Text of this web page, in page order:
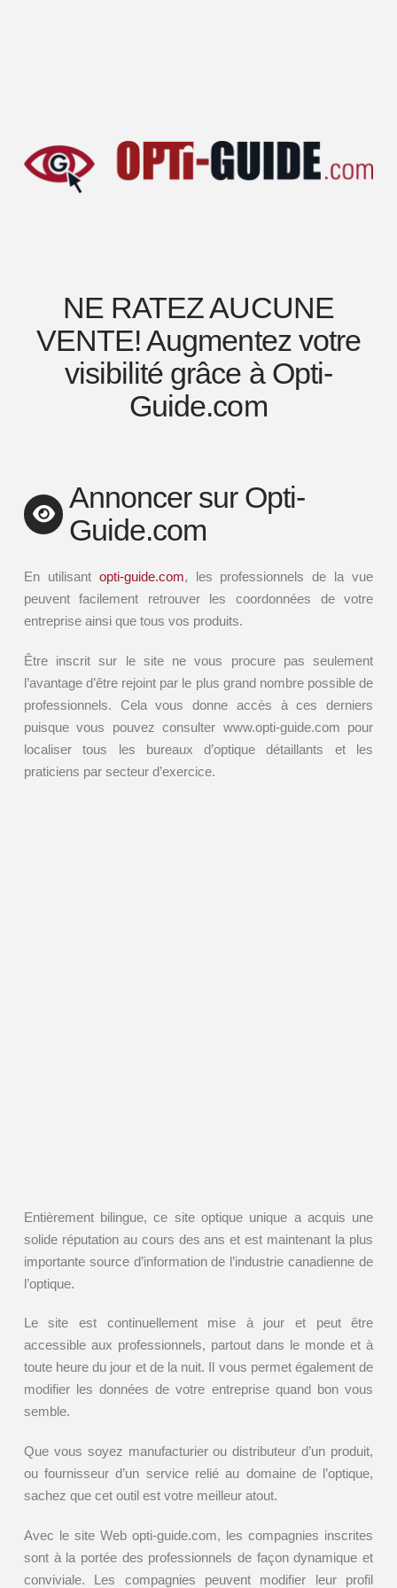
NE RATEZ AUCUNE
VENTE! Augmentez votre
visibilité grâce à Opti-
Guide.com
Annoncer sur Opti-
Guide.com
En utilisant opti-guide.com, les professionnels de la vue
peuvent facilement retrouver les coordonnées de votre
entreprise ainsi que tous vos produits.
Être inscrit sur le site ne vous procure pas seulement
l’avantage d’être rejoint par le plus grand nombre possible de
professionnels. Cela vous donne accès à ces derniers
puisque vous pouvez consulter www.opti-guide.com pour
localiser tous les bureaux d’optique détaillants et les
praticiens par secteur d’exercice.
Entièrement bilingue, ce site optique unique a acquis une
solide réputation au cours des ans et est maintenant la plus
importante source d’information de l’industrie canadienne de
l’optique.
Le site est continuellement mise à jour et peut être
accessible aux professionnels, partout dans le monde et à
toute heure du jour et de la nuit. Il vous permet également de
modifier les données de votre entreprise quand bon vous
semble.
Que vous soyez manufacturier ou distributeur d’un produit,
ou fournisseur d’un service relié au domaine de l’optique,
sachez que cet outil est votre meilleur atout.
Avec le site Web opti-guide.com, les compagnies inscrites
sont à la portée des professionnels de façon dynamique et
conviviale. Les compagnies peuvent modifier leur profil